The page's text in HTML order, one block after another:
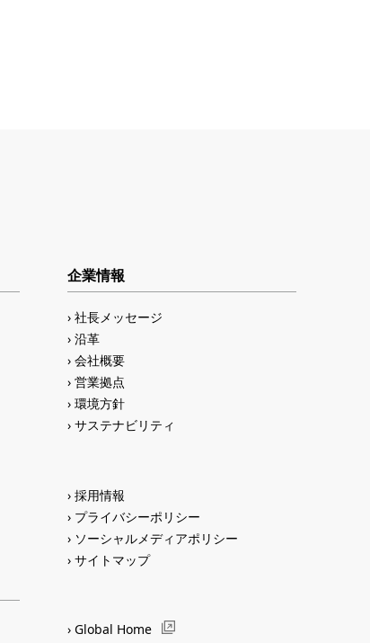
企業情報
社長メッセージ
沿革
会社概要
営業拠点
環境方針
サステナビリティ
採用情報
プライバシーポリシー
ソーシャルメディアポリシー
サイトマップ
Global Home